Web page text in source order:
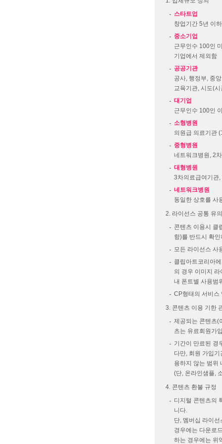
스타트업
창업기간 5년 이
중소기업
근무인수 100인
기업에서 제외함
공공기관
공사, 행정부, 중
교육기관, 시도(
대기업
근무인수 100인
소형병원
의원급 의료기관
중형병원
네트워크병원, 2
대형병원
3차의료급여기관
네트워크병원
동일한 상호를 사
라이선스 공통 유
콘텐츠 이용시 클
항)를 반드시 확
모든 라이선스 사
클립아트코리아
의 경우 이미지
내 폰트별 사용범
CP형태의 서비스
콘텐츠 이용 기한
제공되는 콘텐츠(
츠는 유료회원가
기간이 만료된 경
다만, 회원 가입
용하지 않는 범위
(단, 온라인샘플,
콘텐츠 환불 규정
디지털 콘텐츠의
니다.
단, 멤버십 라이
경우에는 다운로
하는 경우에는 위